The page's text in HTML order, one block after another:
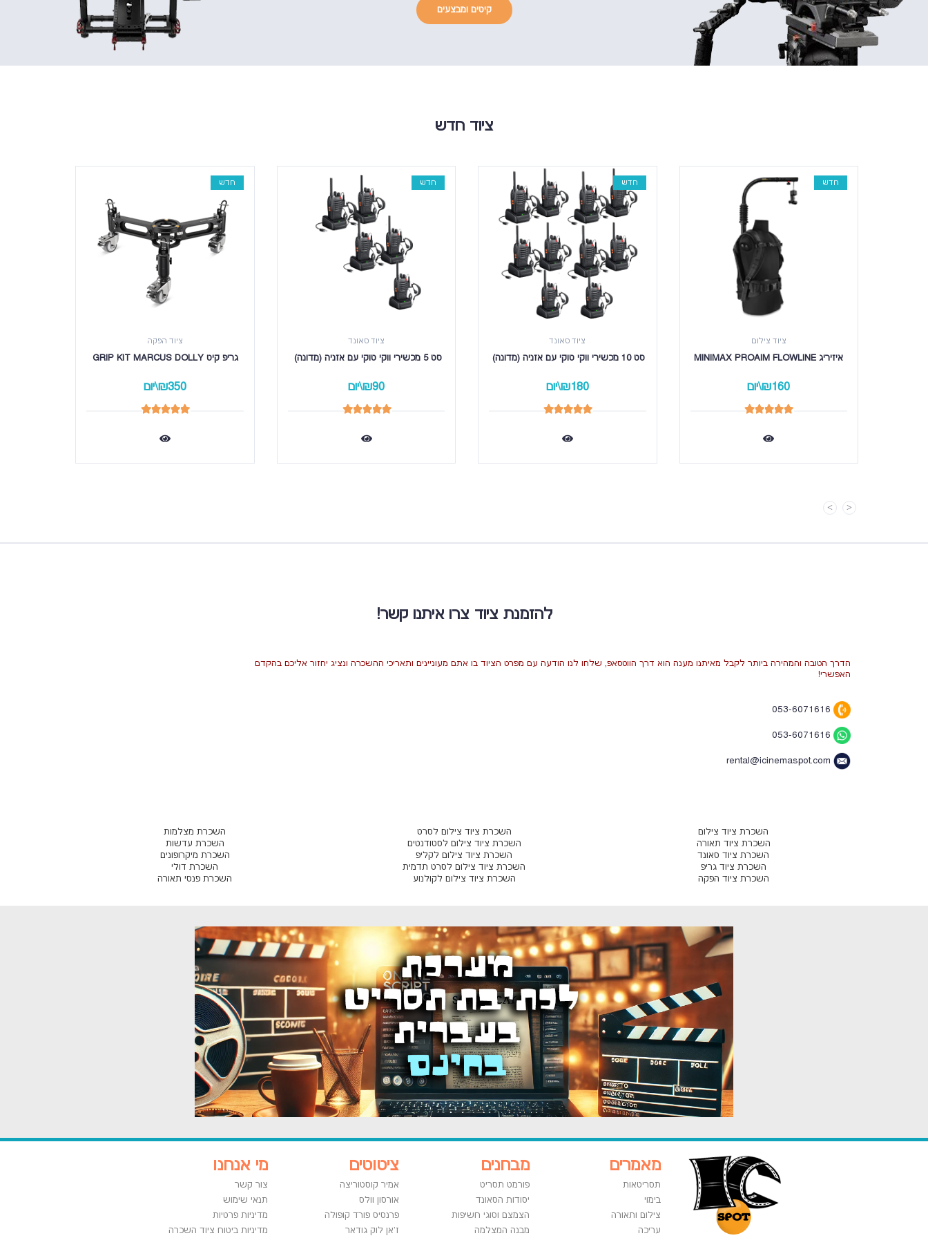
קיטים ומבצעים
ציוד חדש
חדש
ציוד צילום
איזיריג MINIMAX PROAIM FLOWLINE
₪160\יום
חדש
ציוד סאונד
סט 10 מכשירי ווקי טוקי עם אזניה (מדונה)
₪180\יום
חדש
ציוד סאונד
סט 5 מכשירי ווקי טוקי עם אזניה (מדונה)
₪90\יום
חדש
ציוד הפקה
גריפ קיט GRIP KIT MARCUS DOLLY
₪350\יום
להזמנת ציוד צרו איתנו קשר!
הדרך הטובה והמהירה ביותר לקבל מאיתנו מענה הוא דרך הווטסאפ, שלחו לנו הודעה עם מפרט הציוד בו אתם מעוניינים ותאריכי ההשכרה ונציג יחזור אליכם בהקדם
האפשרי!
053-6071616
053-6071616
rental@icinemaspot.com
השכרת ציוד צילום
השכרת ציוד תאורה
השכרת ציוד סאונד
השכרת ציוד גריפ
השכרת ציוד הפקה
השכרת ציוד צילום לסרט
השכרת ציוד צילום לסטודנטים
השכרת ציוד צילום לקליפ
השכרת ציוד צילום לסרט תדמית
השכרת ציוד צילום לקולנוע
השכרת מצלמות
השכרת עדשות
השכרת מיקרופונים
השכרת דולי
השכרת פנסי תאורה
מאמרים
תסריטאות
בימוי
צילום ותאורה
עריכה
מבחנים
פורמט תסריט
יסודות הסאונד
הצמצם וסוגי חשיפות
מבנה המצלמה
ציטוטים
אמיר קוסטוריצה
אורסון וולס
פרנסיס פורד קופולה
ז'אן לוק גודאר
מי אנחנו
צור קשר
תנאי שימוש
מדיניות פרטיות
מדיניות ביטוח ציוד השכרה